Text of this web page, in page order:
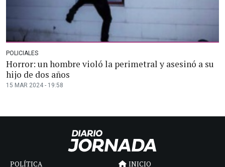
POLICIALES
Horror: un hombre violó la perimetral y asesinó a su
hijo de dos años
15 MAR 2024 - 19:58
POLÍTICA INICIO